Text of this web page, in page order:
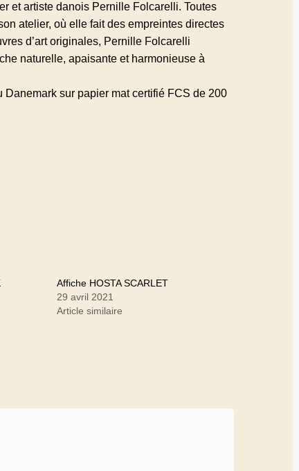
et artiste danois Pernille Folcarelli. Toutes
atelier, où elle fait des empreintes directes
d’art originales, Pernille Folcarelli
naturelle, apaisante et harmonieuse à
Danemark sur papier mat certifié FCS de 200
Affiche HOSTA SCARLET
29 avril 2021
Article similaire